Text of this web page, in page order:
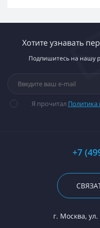
Хотите узнавать
Подпишитесь на нашу
Я прочитал Политика
+7
г. Москва,